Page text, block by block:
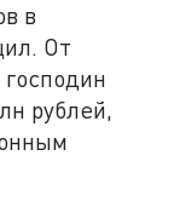
в
От
рублей,